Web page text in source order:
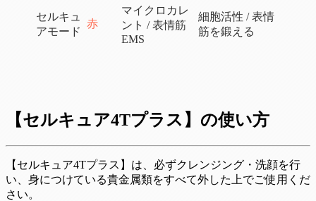
セルキュ
アモード
赤
マイクロカレ
ント / 表情筋
EMS
細胞活性 / 表情
筋を鍛える
【セルキュア4Tプラス】の使い方
【セルキュア4Tプラス】は、必ずクレンジング・洗顔を行
い、身につけている貴金属類をすべて外した上でご使用くだ
さい。